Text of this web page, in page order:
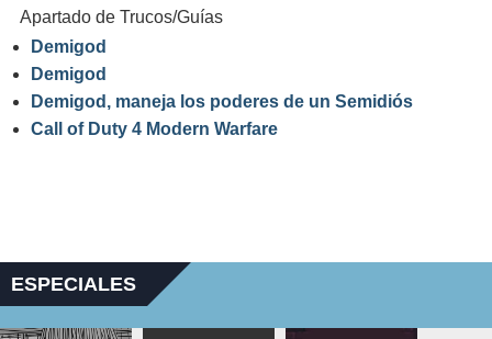
Apartado de Trucos/Guías
Demigod
Demigod
Demigod, maneja los poderes de un Semidiós
Call of Duty 4 Modern Warfare
ESPECIALES